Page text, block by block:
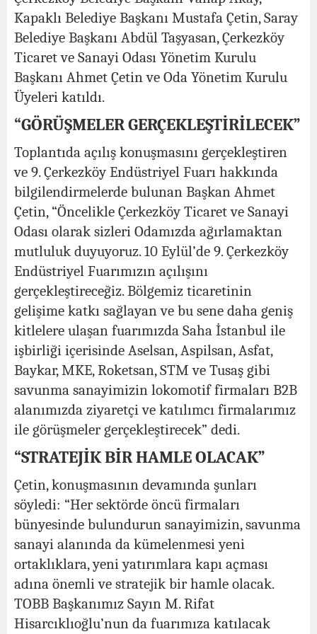
Kapaklı Belediye Başkanı Mustafa Çetin, Saray
Belediye Başkanı Abdül Taşyasan, Çerkezköy
Ticaret ve Sanayi Odası Yönetim Kurulu
Başkanı Ahmet Çetin ve Oda Yönetim Kurulu
Üyeleri katıldı.
“GÖRÜŞMELER GERÇEKLEŞTİRİLECEK”
Toplantıda açılış konuşmasını gerçekleştiren
ve 9. Çerkezköy Endüstriyel Fuarı hakkında
bilgilendirmelerde bulunan Başkan Ahmet
Çetin, “Öncelikle Çerkezköy Ticaret ve Sanayi
Odası olarak sizleri Odamızda ağırlamaktan
mutluluk duyuyoruz. 10 Eylül’de 9. Çerkezköy
Endüstriyel Fuarımızın açılışını
gerçekleştireceğiz. Bölgemiz ticaretinin
gelişime katkı sağlayan ve bu sene daha geniş
kitlelere ulaşan fuarımızda Saha İstanbul ile
işbirliği içerisinde Aselsan, Aspilsan, Asfat,
Baykar, MKE, Roketsan, STM ve Tusaş gibi
savunma sanayimizin lokomotif firmaları B2B
alanımızda ziyaretçi ve katılımcı firmalarımız
ile görüşmeler gerçekleştirecek” dedi.
“STRATEJİK BİR HAMLE OLACAK”
Çetin, konuşmasının devamında şunları
söyledi: “Her sektörde öncü firmaları
bünyesinde bulundurun sanayimizin, savunma
sanayi alanında da kümelenmesi yeni
ortaklıklara, yeni yatırımlara kapı açması
adına önemli ve stratejik bir hamle olacak.
TOBB Başkanımız Sayın M. Rifat
Hisarcıklıoğlu’nun da fuarımıza katılacak